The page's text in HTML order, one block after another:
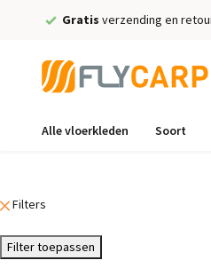
Gratis verzending en
Alle vloerkleden Soort
Filters
Filter toepassen